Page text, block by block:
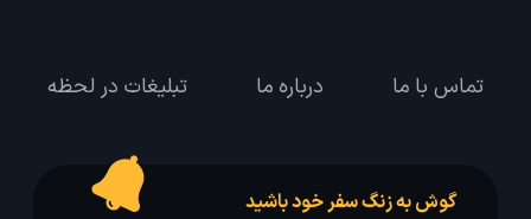
تماس با ما درباره ما تبلیغات در لحظه
گوش به زنگ سفر خود باشید